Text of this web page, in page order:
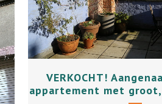
VERKOCHT!
appartement met